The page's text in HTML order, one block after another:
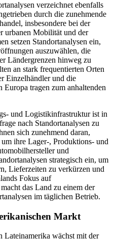
verzeichnet ebenfalls
durch die zunehmende
insbesondere bei der
urbanen Mobilität und der
setzen Standortanalysen ein,
auszuwählen, die
Ländergrenzen hinweg zu
an stark frequentierten Orten
Einzelhändler und die
tragen zum anhaltenden
und Logistikinfrastruktur ist in
nach Standortanalysen zu
sich zunehmend daran,
ihre Lager-, Produktions- und
und
strategisch ein, um
Lieferzeiten zu verkürzen und
Fokus auf
das Land zu einem der
im täglichen Betrieb.
Markt
Lateinamerika wächst mit der